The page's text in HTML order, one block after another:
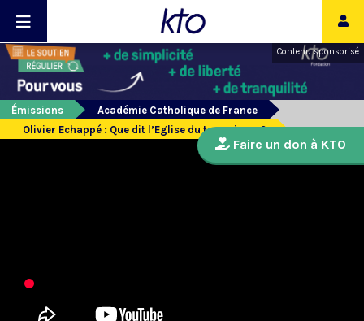
Contenu sponsorisé
Émissions
Académie Catholique de France
Olivier Echappé : Que dit l’Eglise du terrorisme ?
Faire un don à KTO